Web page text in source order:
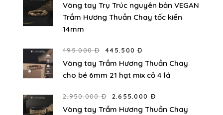
Vòng tay Trụ Trúc nguyên bản VEGAN
Trầm Hương Thuần Chay tốc kiến
14mm
495.000 Đ 445.500 Đ
Vòng tay Trầm Hương Thuần Chay
cho bé 6mm 21 hạt mix cỏ 4 lá
2.950.000 Đ 2.655.000 Đ
Vòng tay Trầm Hương Thuần Chay